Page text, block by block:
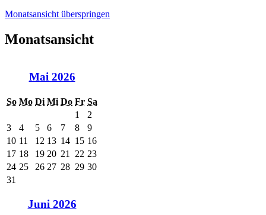
Monatsansicht überspringen
Monatsansicht
Mai 2026
So Mo Di Mi Do Fr Sa
1
2
3
4 5 6 7 8
9
10 11 12 13 14 15 16
17 18 19 20 21 22 23
24 25 26 27 28 29 30
31
Juni 2026